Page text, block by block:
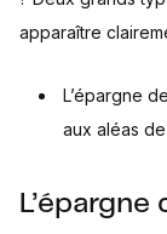
apparaître
L’épargne
aux aléas